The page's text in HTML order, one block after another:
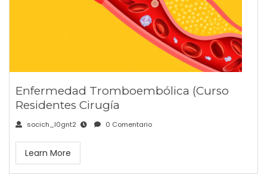
Enfermedad Tromboembólica (Curso
Residentes Cirugía
socich_l0gnt2 0 Comentario
Learn More